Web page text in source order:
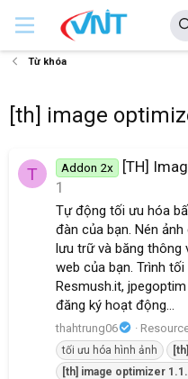
Từ khóa
[th] image
T Addon 2x [TH]
1
Tự động tối ưu hóa
đàn của bạn. Nén
lưu trữ và băng thông
web của bạn. Trình
Resmush.it,
đăng ký hoạt động...
thahtrung06
tối ưu hóa hình ảnh
[th]
[th] image optimizer